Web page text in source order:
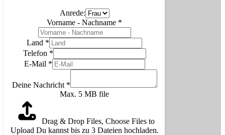
Anrede:
Vorname - Nachname *
Land *
Telefon *
E-Mail *
Deine Nachricht *
Max. 5 MB file
Drag & Drop Files, Choose Files to
Upload Du kannst bis zu 3 Dateien hochladen.